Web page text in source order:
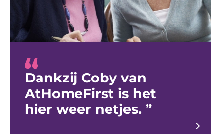
Dankzij Coby van
AtHomeFirst is het
hier weer netjes.